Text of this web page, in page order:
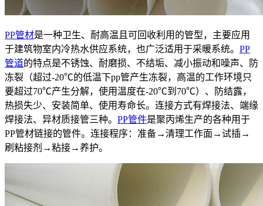
PP管材是一种卫生、耐高温且可回收利用的管型，主要应用
于建筑物室内冷热水供应系统，也广泛适用于采暖系统。 PP
管道的特点是不锈蚀、耐磨损、不结垢、减小振动和噪声、防
冻裂（超过-20℃的低温下pp管产生冻裂，高温的工作环境只
要超过70℃产生分解，使用温度在-20℃到70℃）、防结露，
热损失少、安装简单、使用寿命长。连接方式有焊接法、端缘
焊接法、异材质接管三种。 PP管件是聚丙烯生产的各种用于
PP管材链接的管件。连接程序：准备→清理工作面→试插→
刷粘接剂→粘接→养护。